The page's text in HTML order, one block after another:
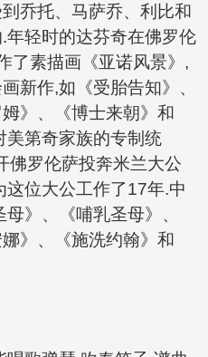
乔托、马萨乔、利比和
轻时的达芬奇在佛罗伦
了素描画《亚诺风景》,
新作,如《受胎告知》、
》、《博士来朝》和
美第奇家族的专制统
佛罗伦萨投奔米兰大公
位大公工作了17年.中
》、《哺乳圣母》、
》、《施洗约翰》和